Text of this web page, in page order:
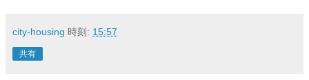
city-housing 時刻: 15:57
共有